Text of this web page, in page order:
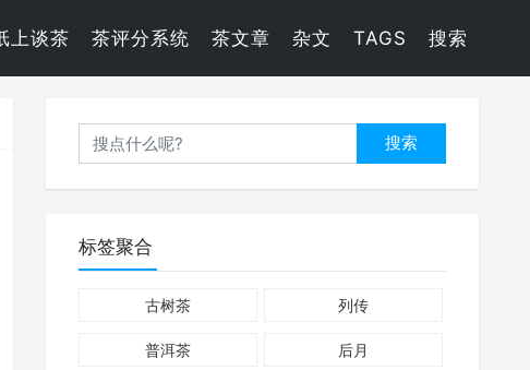
上谈茶 茶评分系统 茶文章 杂文 TAGS 搜索
搜索
标签聚合
古树茶 列传
普洱茶 后月